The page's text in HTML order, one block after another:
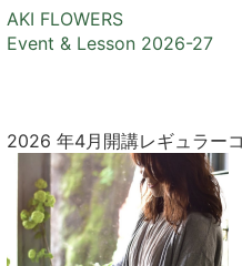
AKI FLOWERS
Event & Lesson 2026-27
2026 年4月開講レギュラー